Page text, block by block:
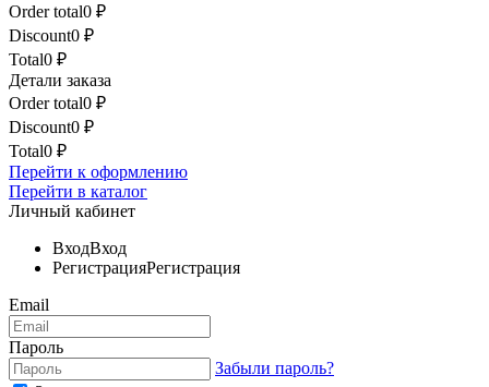
Order total0 ₽
Discount0 ₽
Total0 ₽
Детали заказа
Order total0 ₽
Discount0 ₽
Total0 ₽
Перейти к оформлению
Перейти в каталог
Личный кабинет
ВходВход
РегистрацияРегистрация
Email
Пароль
Забыли пароль?